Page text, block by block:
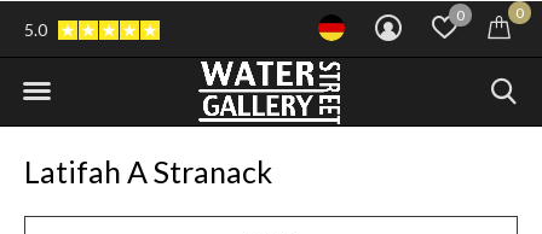
0 0
5.0
Latifah A Stranack